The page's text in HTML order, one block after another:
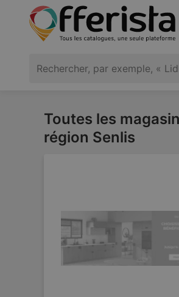
Toutes les
région Senlis